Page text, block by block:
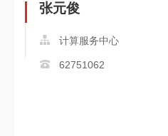
张元俊
计算服务中心
62751062